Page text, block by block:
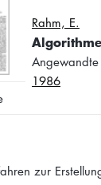
Rahm, E.
1986
zur